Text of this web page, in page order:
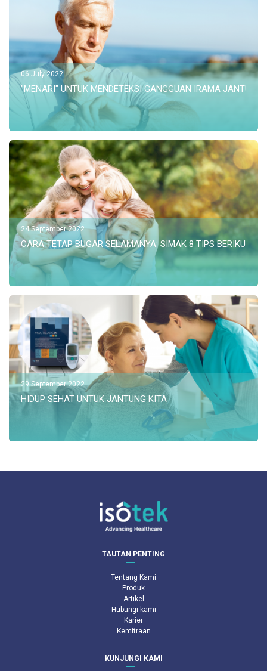
06 July 2022
"MENARI" UNTUK MENDETEKSI GANGGUAN IRAMA JANTUNG
24 September 2022
CARA TETAP BUGAR SELAMANYA: SIMAK 8 TIPS BERIKUT
29 September 2022
HIDUP SEHAT UNTUK JANTUNG KITA
TAUTAN PENTING
Tentang Kami
Produk
Artikel
Hubungi kami
Karier
Kemitraan
KUNJUNGI KAMI